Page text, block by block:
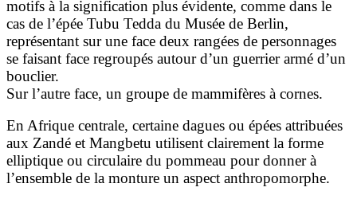
motifs à la signification plus évidente, comme dans le
cas de l’épée Tubu Tedda du Musée de Berlin,
représentant sur une face deux rangées de personnages
se faisant face regroupés autour d’un guerrier armé d’un
bouclier.
Sur l’autre face, un groupe de mammifères à cornes.
En Afrique centrale, certaine dagues ou épées attribuées
aux Zandé et Mangbetu utilisent clairement la forme
elliptique ou circulaire du pommeau pour donner à
l’ensemble de la monture un aspect anthropomorphe.